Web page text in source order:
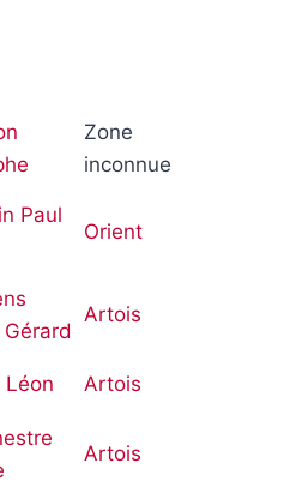
Zone
inconnue
Paul
Orient
Artois
Léon Artois
Artois